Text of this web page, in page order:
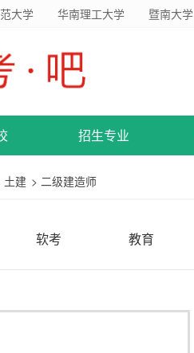
大学 华南理工大学 暨南大学
招生专业
土建 > 二级建造师
软考 教育